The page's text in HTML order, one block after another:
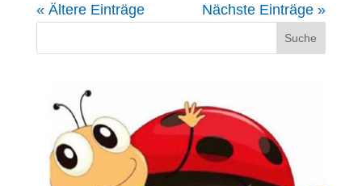
« Ältere Einträge Nächste Einträge »